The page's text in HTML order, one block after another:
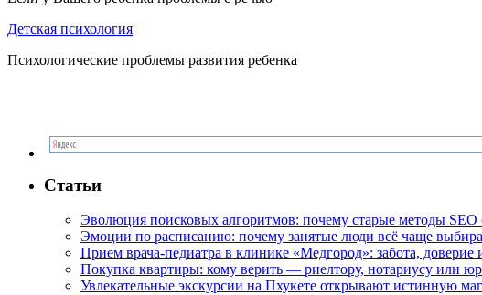
Детская психология
Психологические проблемы развития ребенка
Статьи
Эволюция поисковых алгоритмов: почему старые методы SEO
Эмоции по расписанию: почему занятые люди всё чаще
Прием врача-педиатра в клинике «Медгород»: забота, доверие
Покупка квартиры: кому верить — риелтору, нотариусу или
Увлекательные экскурсии на Пхукете открывают истинную